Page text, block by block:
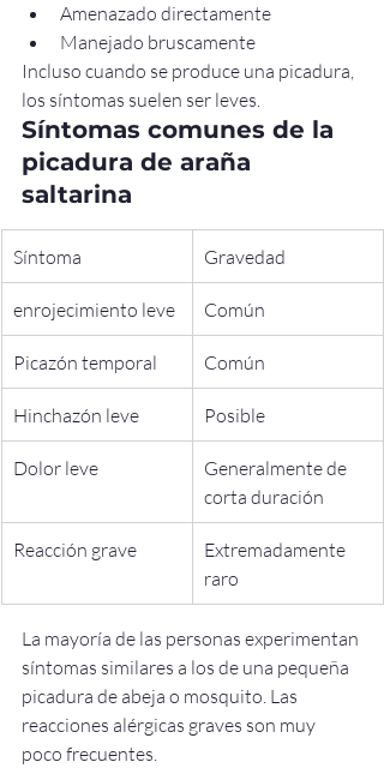
Amenazado directamente
Manejado bruscamente
Incluso cuando se produce una picadura,
los síntomas suelen ser leves.
Síntomas comunes de la
picadura de araña
saltarina
Síntoma Gravedad
enrojecimiento leve Común
Picazón temporal Común
Hinchazón leve Posible
Dolor leve
Generalmente de
corta duración
Reacción grave
Extremadamente
raro
La mayoría de las personas experimentan
síntomas similares a los de una pequeña
picadura de abeja o mosquito. Las
reacciones alérgicas graves son muy
poco frecuentes.